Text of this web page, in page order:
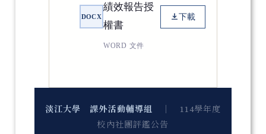
DOCX
績效報告授
權書
WORD 文件
下載
淡江大學 課外活動輔導組 ｜ 114學年度
校內社團評鑑公告